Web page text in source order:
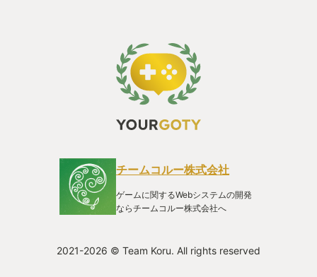
チームコルー株式会社
ゲームに関するWebシステムの開発
ならチームコルー株式会社へ
2021-2026 © Team Koru. All rights reserved